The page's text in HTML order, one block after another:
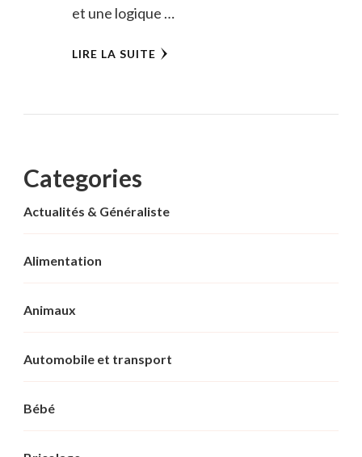
et une logique …
LIRE LA SUITE
Categories
Actualités & Généraliste
Alimentation
Animaux
Automobile et transport
Bébé